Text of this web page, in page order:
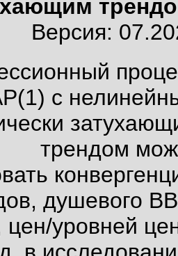
Версия:
с
трендом
душевого
цен/уровней